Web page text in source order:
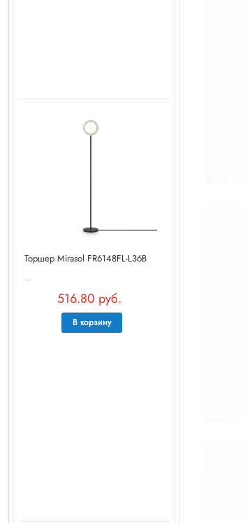
Торшер Mirasol FR6148FL-L36B
..
516.80 руб.
В корзину